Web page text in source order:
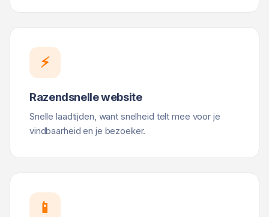
⚡
Razendsnelle website
Snelle laadtijden, want snelheid telt mee voor je
vindbaarheid en je bezoeker.
📱